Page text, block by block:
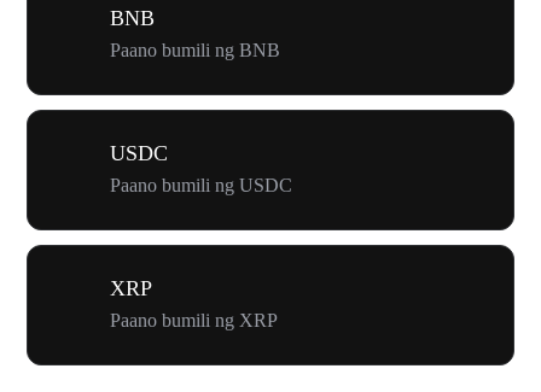
BNB
Paano bumili ng BNB
USDC
Paano bumili ng USDC
XRP
Paano bumili ng XRP